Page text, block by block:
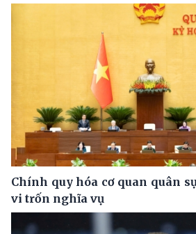
Chính quy hóa cơ quan quân
vi trốn nghĩa vụ